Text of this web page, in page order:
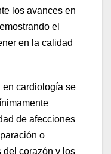
los avances en
el
en la calidad
en cardiología se
de afecciones
o
del corazón y los